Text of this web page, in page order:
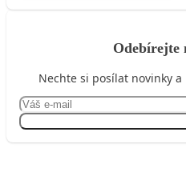
Odebírejte
Nechte si posílat novinky